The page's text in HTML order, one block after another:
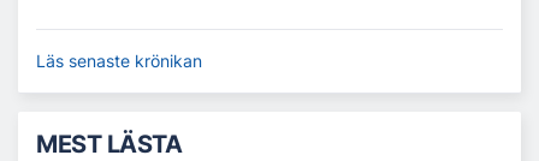
Läs senaste krönikan
MEST LÄSTA